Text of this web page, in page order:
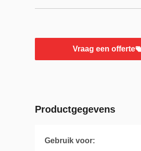
Vraag een offerte
Productgegevens
Gebruik voor: